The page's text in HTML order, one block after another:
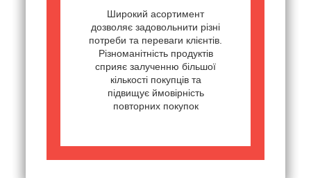
Широкий асортимент
дозволяє задовольнити різні
потреби та переваги клієнтів.
Різноманітність продуктів
сприяє залученню більшої
кількості покупців та
підвищує ймовірність
повторних покупок